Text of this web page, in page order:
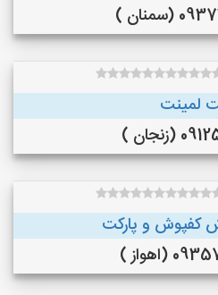
)
لمینت
)
کفپوش و پارکت
)